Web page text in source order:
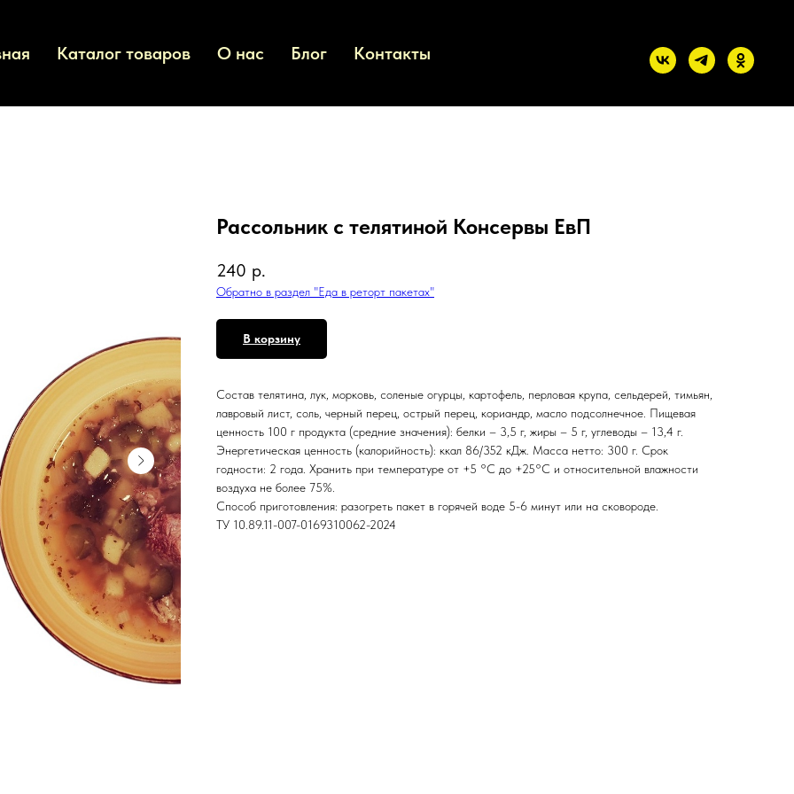
Каталог товаров О нас Блог Контакты
Рассольник с телятиной Консервы ЕвП
240 р.
Обратно в раздел "Еда в реторт пакетах"
В корзину
Состав телятина, лук, морковь, соленые огурцы, картофель, перловая крупа, сельдерей, тимьян,
лавровый лист, соль, черный перец, острый перец, кориандр, масло подсолнечное. Пищевая
ценность 100 г продукта (средние значения): белки – 3,5 г, жиры – 5 г, углеводы – 13,4 г.
Энергетическая ценность (калорийность): ккал 86/352 кДж. Масса нетто: 300 г. Срок
годности: 2 года. Хранить при температуре от +5 °С до +25°С и относительной влажности
воздуха не более 75%.
Способ приготовления: разогреть пакет в горячей воде 5-6 минут или на сковороде.
ТУ 10.89.11-007-0169310062-2024